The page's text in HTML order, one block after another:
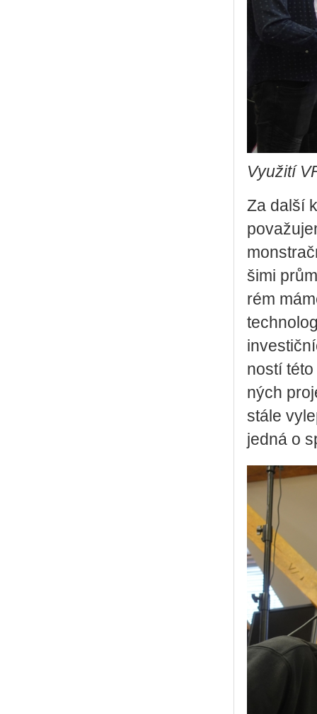
Vy­u­ži­tí
Za další
ši­mi
rém
nos­tí
ných
stá­le
jedná o